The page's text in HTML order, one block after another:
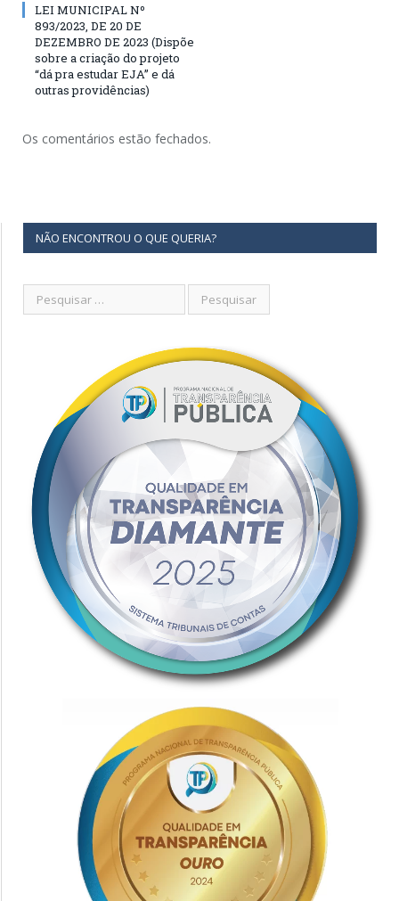
LEI MUNICIPAL Nº
893/2023, DE 20 DE
DEZEMBRO DE 2023 (Dispõe
sobre a criação do projeto
“dá pra estudar EJA” e dá
outras providências)
Os comentários estão fechados.
NÃO ENCONTROU O QUE QUERIA?